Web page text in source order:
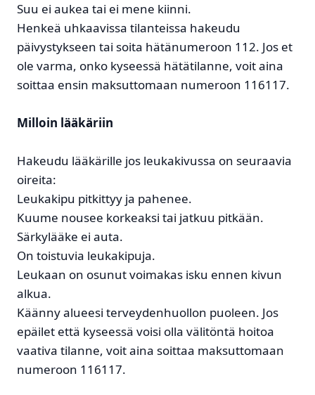
Suu ei aukea tai ei mene kiinni.
Henkeä uhkaavissa tilanteissa hakeudu
päivystykseen tai soita hätänumeroon 112. Jos et
ole varma, onko kyseessä hätätilanne, voit aina
soittaa ensin maksuttomaan numeroon 116117.
Milloin lääkäriin
Hakeudu lääkärille jos leukakivussa on seuraavia
oireita:
Leukakipu pitkittyy ja pahenee.
Kuume nousee korkeaksi tai jatkuu pitkään.
Särkylääke ei auta.
On toistuvia leukakipuja.
Leukaan on osunut voimakas isku ennen kivun
alkua.
Käänny alueesi terveydenhuollon puoleen. Jos
epäilet että kyseessä voisi olla välitöntä hoitoa
vaativa tilanne, voit aina soittaa maksuttomaan
numeroon 116117.